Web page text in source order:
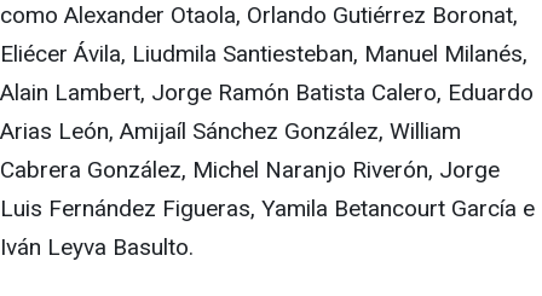
como Alexander Otaola, Orlando Gutiérrez Boronat,
Eliécer Ávila, Liudmila Santiesteban, Manuel Milanés,
Alain Lambert, Jorge Ramón Batista Calero, Eduardo
Arias León, Amijaíl Sánchez González, William
Cabrera González, Michel Naranjo Riverón, Jorge
Luis Fernández Figueras, Yamila Betancourt García e
Iván Leyva Basulto.